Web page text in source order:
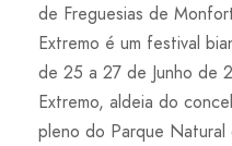
de Freguesias de
Extremo é um festival
de 25 a 27 de Junho de
Extremo, aldeia do
pleno do Parque Natural